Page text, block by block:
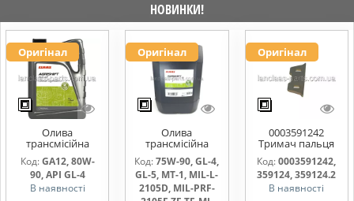
НОВИНКИ!
Оригінал
Олива
трансмісійна
AGRISHIFT GA12 5
л
Код:GA12, 80W-
90, API GL-4
В наявності
Оригінал
Олива
трансмісійна
AGRISHIFT SYN FE
75W90 20л
Код: 75W-90, GL-4,
GL-5, MT-1, MIL-L-
2105D, MIL-PRF-
Оригінал
0003591242
Тримач пальця
жниварки
Код:0003591242,
359124, 359124.2
В наявності